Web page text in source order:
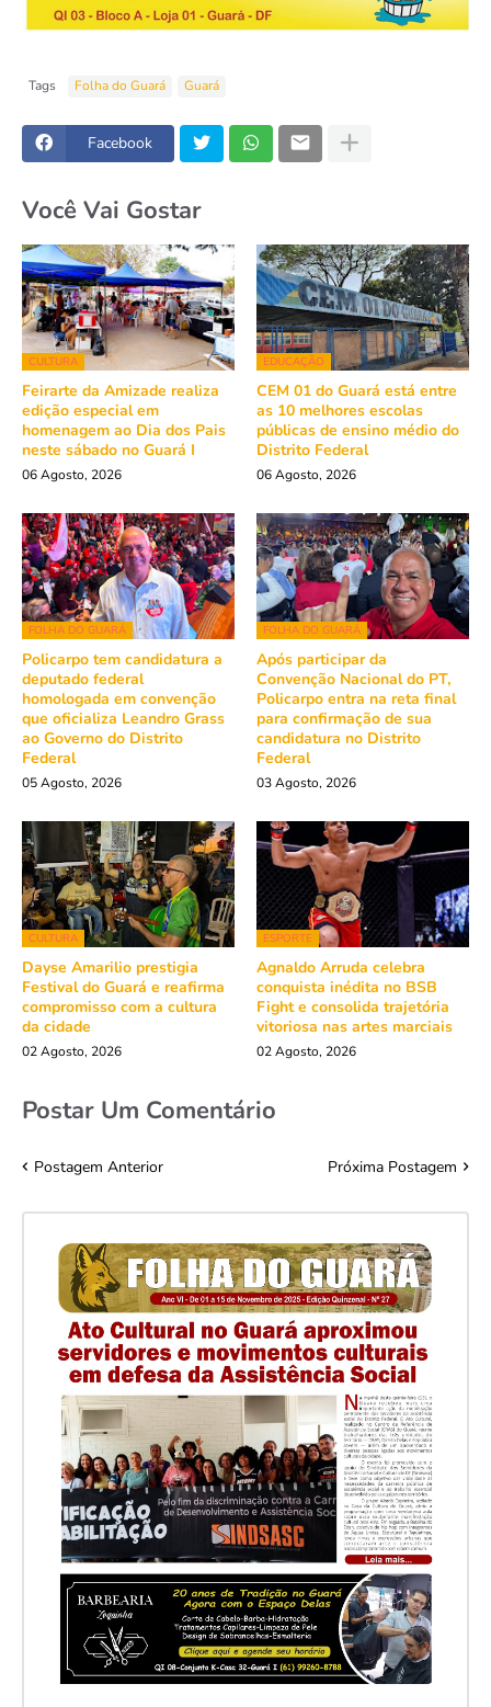
Tags Folha do Guará Guará
Facebook
Você Vai Gostar
CULTURA
Feirarte da Amizade realiza
edição especial em
homenagem ao Dia dos Pais
neste sábado no Guará I
06 Agosto, 2026
EDUCAÇÃO
CEM 01 do Guará está entre
as 10 melhores escolas
públicas de ensino médio do
Distrito Federal
06 Agosto, 2026
FOLHA DO GUARÁ
Policarpo tem candidatura a
deputado federal
homologada em convenção
que oficializa Leandro Grass
ao Governo do Distrito
Federal
05 Agosto, 2026
FOLHA DO GUARÁ
Após participar da
Convenção Nacional do PT,
Policarpo entra na reta final
para confirmação de sua
candidatura no Distrito
Federal
03 Agosto, 2026
CULTURA
Dayse Amarilio prestigia
Festival do Guará e reafirma
compromisso com a cultura
da cidade
02 Agosto, 2026
ESPORTE
Agnaldo Arruda celebra
conquista inédita no BSB
Fight e consolida trajetória
vitoriosa nas artes marciais
02 Agosto, 2026
Postar Um Comentário
Postagem Anterior Próxima Postagem